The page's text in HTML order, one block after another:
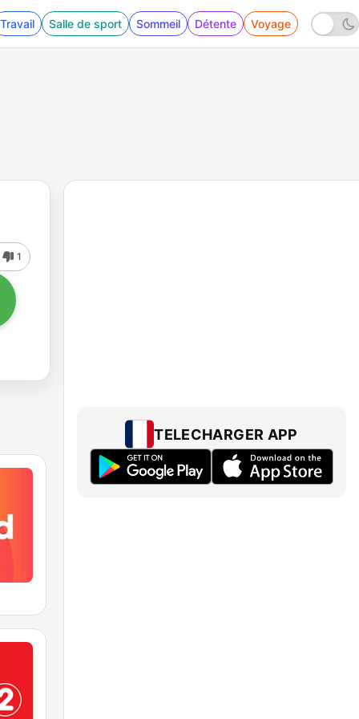
Travail Salle de sport Sommeil Détente Voyage
1
TELECHARGER APP